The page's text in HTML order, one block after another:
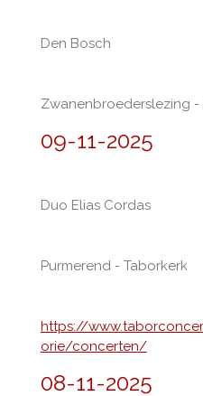
Den Bosch
Zwanenbroederslezing
09-11-2025
Duo Elias Cordas
Purmerend - Taborkerk
https://
orie/concerten/
08-11-2025